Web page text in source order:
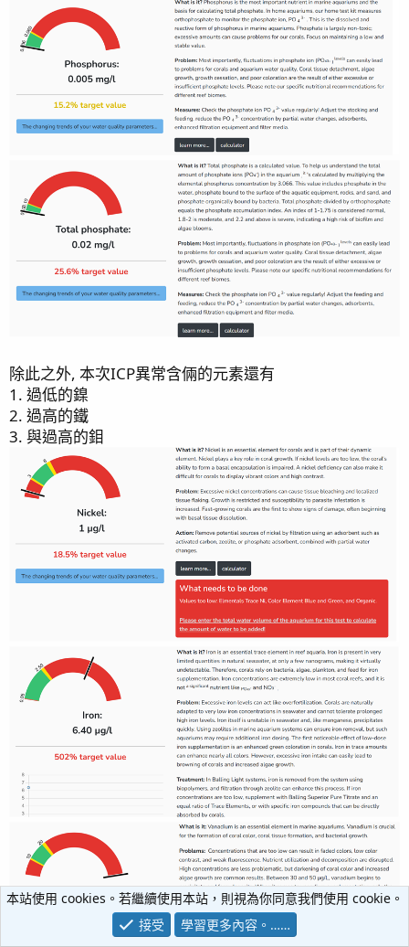
除此之外, 本次ICP異常含倆的元素還有
1. 過低的鎳
2. 過高的鐵
3. 與過高的鉬
本站使用 cookies。若繼續使用本站，則視為你同意我們使用 cookie。
接受
學習更多內容。……